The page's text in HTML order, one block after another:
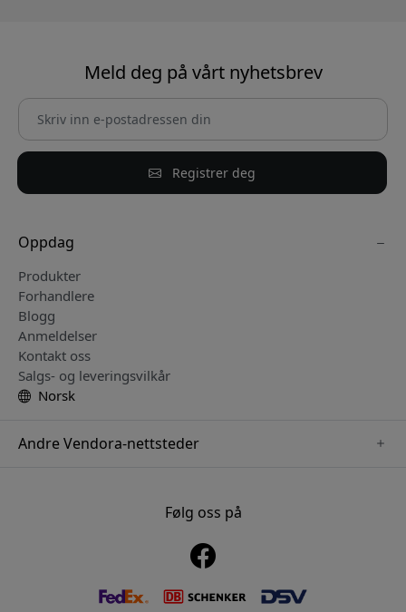
Meld deg på vårt nyhetsbrev
Registrer deg
Oppdag
Produkter
Forhandlere
Blogg
Anmeldelser
Kontakt oss
Salgs- og leveringsvilkår
Norsk
Andre Vendora-nettsteder
www.nordicsmartlight.se
www.plaud.se
Følg oss på